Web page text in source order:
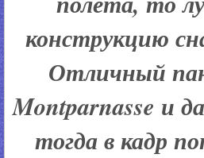
конструкцию
Отличный
Montparnasse и
тогда в кадр